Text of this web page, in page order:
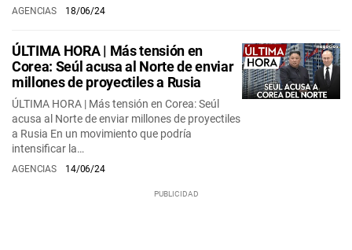
AGENCIAS 18/06/24
ÚLTIMA HORA | Más tensión en
Corea: Seúl acusa al Norte de enviar
millones de proyectiles a Rusia
ÚLTIMA HORA | Más tensión en Corea: Seúl
acusa al Norte de enviar millones de proyectiles
a Rusia En un movimiento que podría
intensificar la…
AGENCIAS 14/06/24